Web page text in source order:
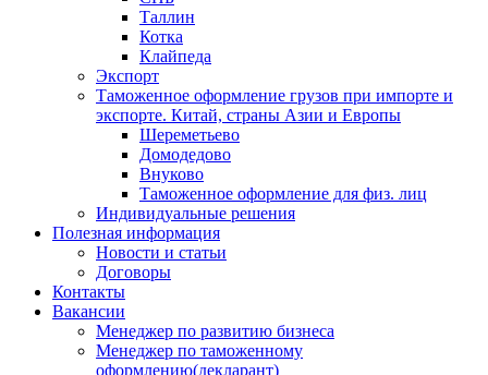
Таллин
Котка
Клайпеда
Экспорт
Таможенное оформление грузов при импорте и
экспорте. Китай, страны Азии и Европы
Шереметьево
Домодедово
Внуково
Таможенное оформление для физ. лиц
Индивидуальные решения
Полезная информация
Новости и статьи
Договоры
Контакты
Вакансии
Менеджер по развитию бизнеса
Менеджер по таможенному
оформлению(декларант)